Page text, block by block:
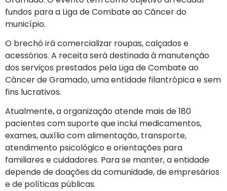
fundos para a Liga de Combate ao Câncer do
município.
O brechó irá comercializar roupas, calçados e
acessórios. A receita será destinada à manutenção
dos serviços prestados pela Liga de Combate ao
Câncer de Gramado, uma entidade filantrópica e sem
fins lucrativos.
Atualmente, a organização atende mais de 180
pacientes com suporte que inclui medicamentos,
exames, auxílio com alimentação, transporte,
atendimento psicológico e orientações para
familiares e cuidadores. Para se manter, a entidade
depende de doações da comunidade, de empresários
e de políticas públicas.